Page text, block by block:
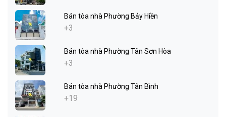
Bán tòa nhà Phường Bảy Hiền
+3
Bán tòa nhà Phường Tân Sơn Hòa
+3
Bán tòa nhà Phường Tân Bình
+19